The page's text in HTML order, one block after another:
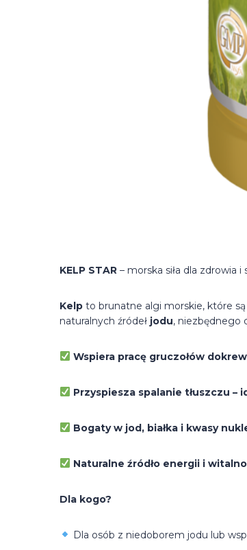
KELP STAR – morska siła dla zdrowia i
Kelp to brunatne algi morskie, które
naturalnych źródeł jodu, niezbędnego
Wspiera pracę gruczołów
Przyspiesza spalanie tłuszczu –
Bogaty w jod, białka i kwasy
Naturalne źródło energii i
Dla kogo?
Dla osób z niedoborem jodu lub